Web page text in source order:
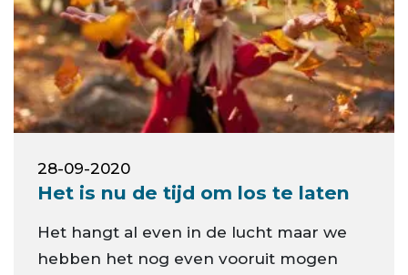
28-09-2020
Het is nu de tijd om los te laten
Het hangt al even in de lucht maar we
hebben het nog even vooruit mogen